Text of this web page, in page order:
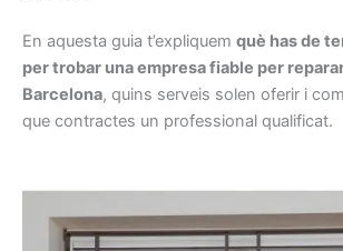
En aquesta guia t’expliquem què has de
per trobar una empresa fiable per
Barcelona, quins serveis solen oferir i
que contractes un professional qualificat.